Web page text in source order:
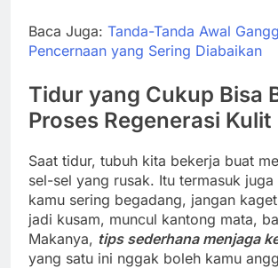
Baca Juga: Tanda-Tanda Awal
Pencernaan yang Sering Diabaikan
Tidur yang Cukup Bisa
Proses Regenerasi Kulit
Saat tidur, tubuh kita bekerja buat
sel-sel yang rusak. Itu termasuk
kamu sering begadang, jangan
jadi kusam, muncul kantong mata,
Makanya, tips sederhana menjaga
yang satu ini nggak boleh kamu